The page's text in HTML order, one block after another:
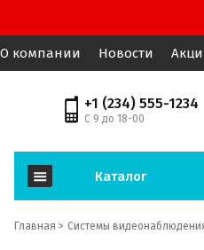
О компании Новости
+1 (234) 555-1234
С 9 до 18-00
Каталог
Главная > Системы